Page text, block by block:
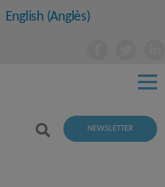
English(Anglès)
NEWSLETTER